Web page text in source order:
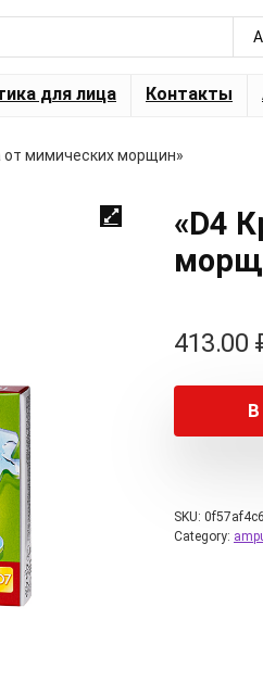
для лица Контакты
от мимических морщин»
«D4
413.00
SKU:
Category: